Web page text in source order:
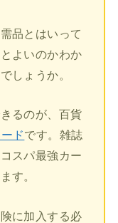
品とはいって
よいのかわか
しょうか。
るのが、百貨
ドです。雑誌
スパ最強カー
す。
に加入する必